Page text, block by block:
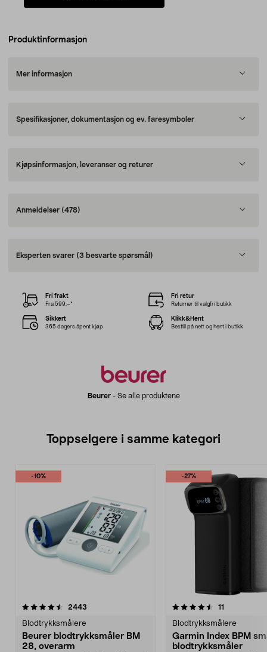
Produktinformasjon
Mer informasjon
Spesifikasjoner, dokumentasjon og ev. faresymboler
Kjøpsinformasjon, leveranser og returer
Anmeldelser (478)
Eksperten svarer (3 besvarte spørsmål)
Beurer- Se alle produktene
Fri frakt
Fra 599,–*
Fri retur
Returner til valgfri butikk
Sikkert
365 dagers åpent kjøp
Klikk&Hent
Bestill på nett og hent i butikk
Toppselgere i samme kategori
-10%
2443
Blodtrykksmålere
Beurer blodtrykksmåler BM
28, overarm
-27%
4.5 av 5 stjerner 11
Blodtrykksmålere
Garmin Index BPM
blodtrykksmåler
4.5 av 5 stjerner